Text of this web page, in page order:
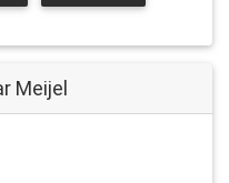
Meijel